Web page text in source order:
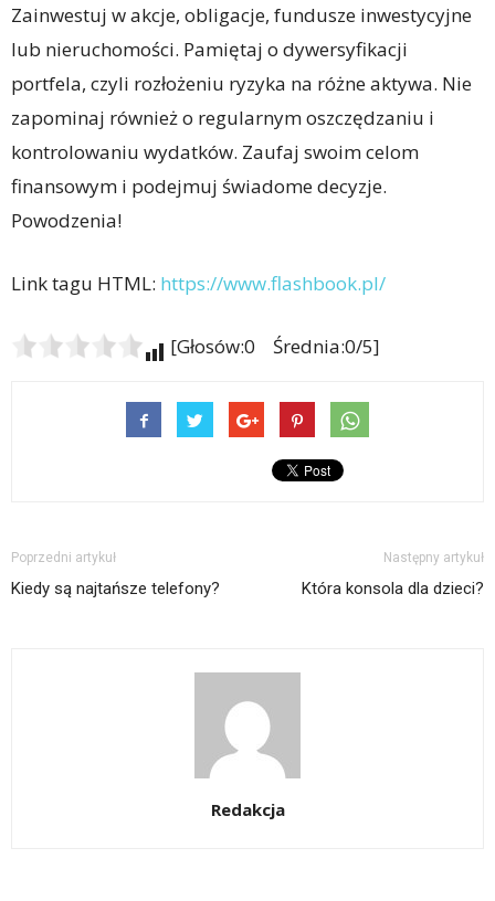
Zainwestuj w akcje, obligacje, fundusze inwestycyjne
lub nieruchomości. Pamiętaj o dywersyfikacji
portfela, czyli rozłożeniu ryzyka na różne aktywa. Nie
zapominaj również o regularnym oszczędzaniu i
kontrolowaniu wydatków. Zaufaj swoim celom
finansowym i podejmuj świadome decyzje.
Powodzenia!
Link tagu HTML: https://www.flashbook.pl/
[Głosów:0 Średnia:0/5]
Poprzedni artykuł
Kiedy są najtańsze telefony?
Następny artykuł
Która konsola dla dzieci?
Redakcja